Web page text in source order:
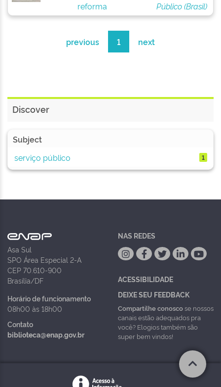
reforma
Público (Brasil)
previous 1 next
Discover
Subject
serviço público
1
Asa Sul
SPO Área Especial 2-A
CEP 70.610-900
Brasília/DF
Horário de funcionamento
08h00 às 18h00
Contato
biblioteca@enap.gov.br
NAS REDES
ACESSIBILIDADE
DEIXE SEU FEEDBACK
Compartilhe conoscose nossos
canais estão adequados pra
você? Elogios também são
super bem vindos!